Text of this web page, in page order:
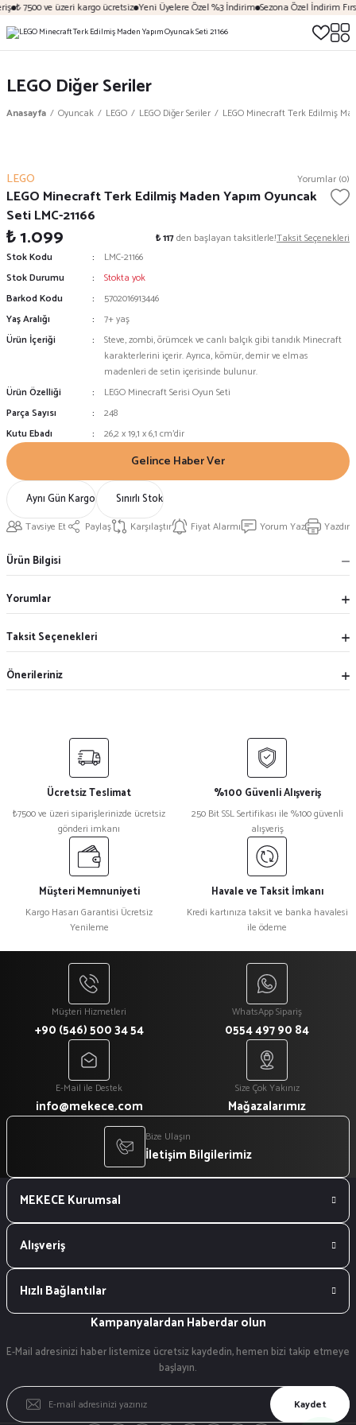
₺ 7500 ve üzeri kargo ücretsiz Yeni Üyelere Özel %3 İndirim Sezona Özel İndirim
LEGO Diğer Seriler
Anasayfa Oyuncak LEGO LEGO Diğer Seriler LEGO Minecraft Terk Edilmiş
LEGO Yorumlar (0)
LEGO Minecraft Terk Edilmiş Maden Yapım Oyuncak
Seti LMC-21166
₺ 1.099 ₺ 117den başlayan taksitlerle!Taksit Seçenekleri
Stok Kodu
LMC-21166
Stok Durumu
Stokta yok
Barkod Kodu
5702016913446
Yaş Aralığı
7+ yaş
Ürün İçeriği
Steve, zombi, örümcek ve canlı balçık gibi tanıdık Minecraft
karakterlerini içerir. Ayrıca, kömür, demir ve elmas
madenleri de setin içerisinde bulunur.
Ürün Özelliği
LEGO Minecraft Serisi Oyun Seti
Parça Sayısı
248
Kutu Ebadı
26,2 x 19,1 x 6,1 cm'dir
Gelince Haber Ver
Aynı Gün Kargo Sınırlı Stok
Tavsiye Et Paylaş Karşılaştır Fiyat Alarmı Yorum Yaz Yazdır
Ürün Bilgisi
Yorumlar
Taksit Seçenekleri
Önerileriniz
Ücretsiz Teslimat
₺7500 ve üzeri siparişlerinizde ücretsiz
gönderi imkanı
%100 Güvenli Alışveriş
250 Bit SSL Sertifikası ile %100 güvenli
alışveriş
Müşteri Memnuniyeti
Kargo Hasarı Garantisi Ücretsiz
Yenileme
Havale ve Taksit İmkanı
Kredi kartınıza taksit ve banka havalesi
ile ödeme
Müşteri Hizmetleri
+90 (546) 500 34 54
WhatsApp Sipariş
0554 497 90 84
E-Mail ile Destek
info@mekece.com
Size Çok Yakınız
Mağazalarımız
Bize Ulaşın
İletişim Bilgilerimiz
MEKECE Kurumsal
Alışveriş
Hızlı Bağlantılar
Kampanyalardan Haberdar olun
E-Mail adresinizi haber listemize ücretsiz kaydedin, hemen bizi takip etmeye
başlayın.
Kaydet